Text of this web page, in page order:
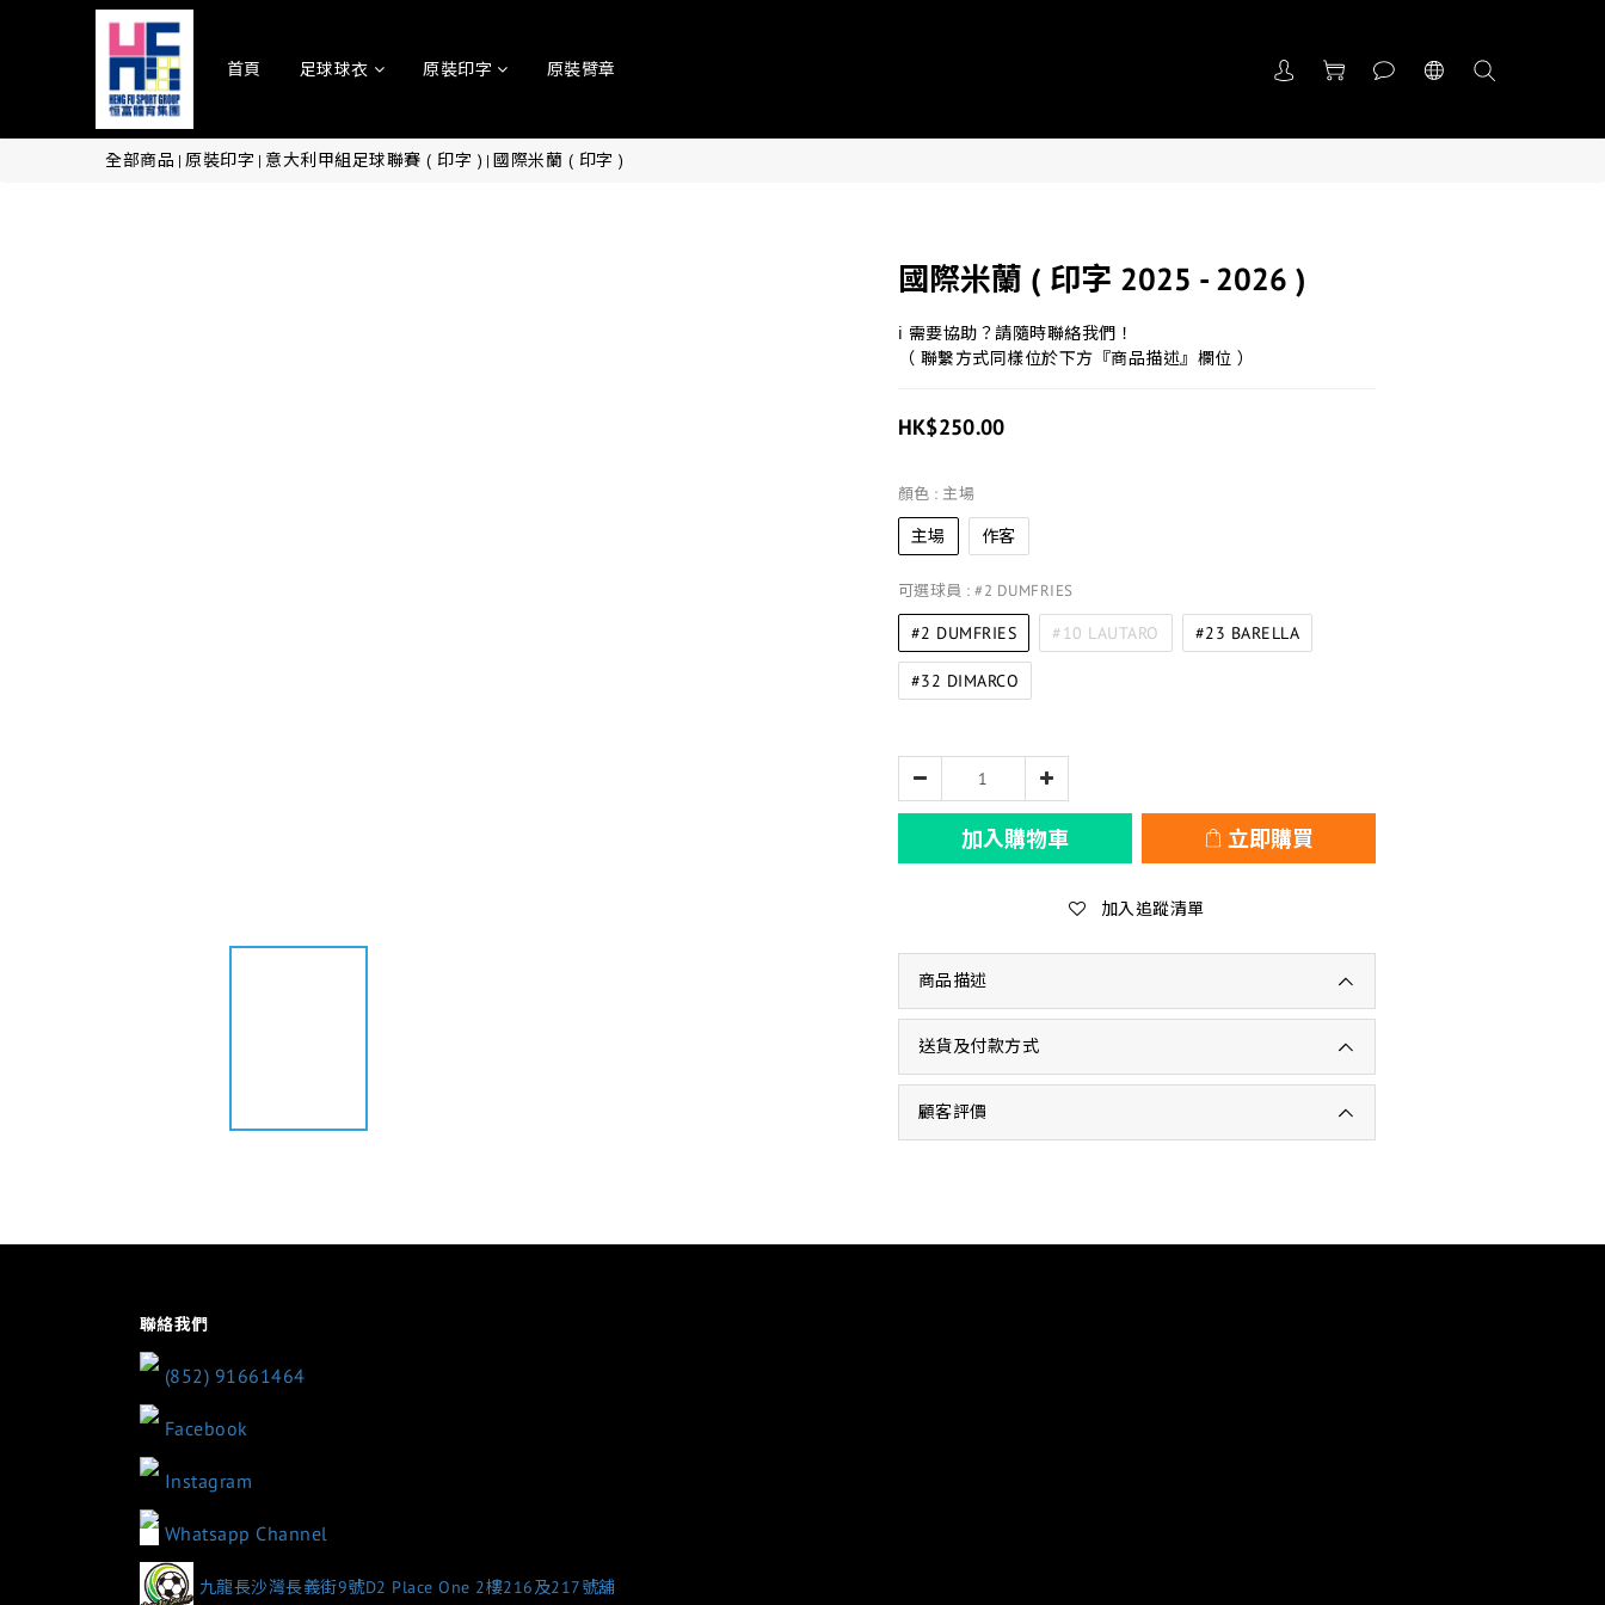
首頁 足球球衣 原裝印字 原裝臂章
全部商品 | 原裝印字 | 意大利甲組足球聯賽 ( 印字 ) | 國際米蘭 ( 印字 )
國際米蘭 ( 印字 2025 - 2026 )
ℹ 需要協助？請隨時聯絡我們！
（ 聯繫方式同樣位於下方『商品描述』欄位 ）
HK$250.00
顏色 : 主場
主場 作客
可選球員 : #2 DUMFRIES
#2 DUMFRIES #10 LAUTARO #23 BARELLA
#32 DIMARCO
加入購物車 立即購買
加入追蹤清單
商品描述
送貨及付款方式
顧客評價
聯絡我們
(852) 91661464
Facebook
Instagram
Whatsapp Channel
九龍長沙灣長義街9號D2 Place One 2樓216及217號舖